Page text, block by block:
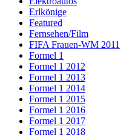
Erlkönige
Featured
Fernsehen/Film
FIFA Frauen-WM 2011
Formel 1
Formel 1 2012
Formel 1 2013
Formel 1 2014
Formel 1 2015
Formel 1 2016
Formel 1 2017
Formel 1 2018